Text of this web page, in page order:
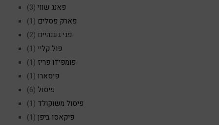
פאנג שווי (3)
פארק פסלים (1)
פגי גוגנהיים (2)
פול קליי (1)
פומפידו פריז (1)
פיסארו (1)
פיסול (6)
פיסול משוקולד (1)
פיקאסו ביפן (1)